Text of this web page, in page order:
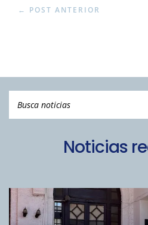
← POST ANTERIOR
Noticias